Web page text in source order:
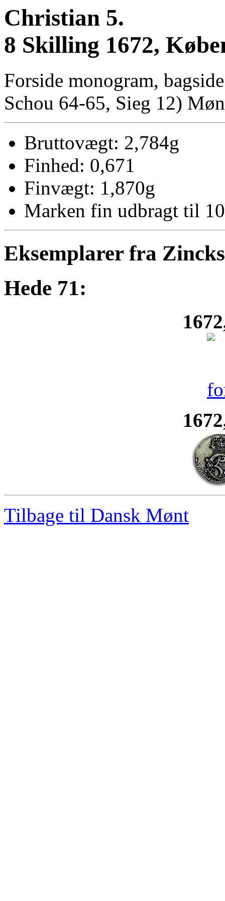
Christian 5.
8 Skilling 1672,
Forside monogram,
Schou 64-65, Sieg 12)
Bruttovægt: 2,784g
Finhed: 0,671
Finvægt: 1,870g
Marken fin udbragt til
Eksemplarer fra
Hede 71:
Tilbage til Dansk Mønt